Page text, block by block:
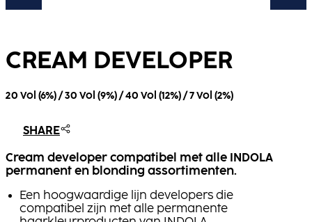
CREAM DEVELOPER
20 Vol (6%) / 30 Vol (9%) / 40 Vol (12%) / 7 Vol (2%)
SHARE
Cream developer compatibel met alle INDOLA
permanent en blonding assortimenten.
Een hoogwaardige lijn developers die
compatibel zijn met alle permanente